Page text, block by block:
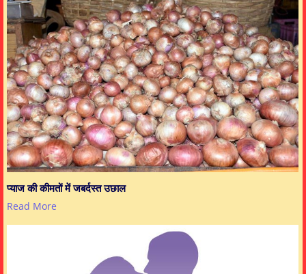
प्याज की कीमतों में जबर्दस्त उछाल
Read More